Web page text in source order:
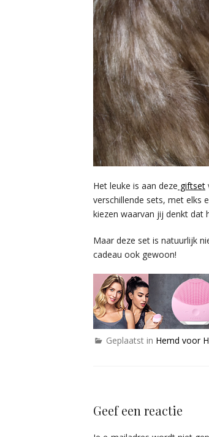
Het leuke is aan deze giftset
verschillende sets, met elks
kiezen waarvan jij denkt dat
Maar deze set is natuurlijk
cadeau ook gewoon!
Geplaatst in Hemd voor
Geef een reactie